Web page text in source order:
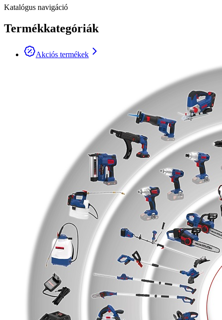
Katalógus navigáció
Termékkategóriák
Akciós termékek